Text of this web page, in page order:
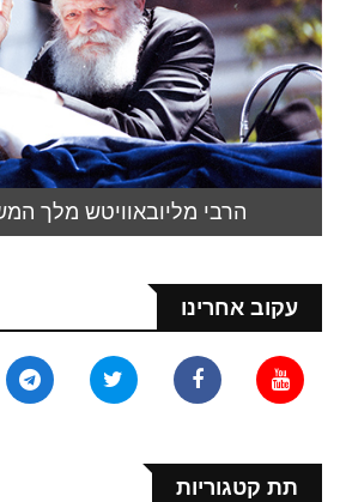
הרבי מליובאוויטש מלך
עקוב אחרינו
תת קטגוריות